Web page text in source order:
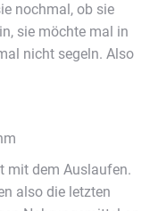
nochmal, ob sie
sie möchte mal in
nicht segeln. Also
mit dem Auslaufen.
also die letzten